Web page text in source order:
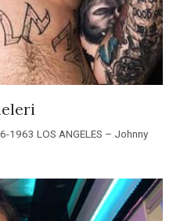
1963 LOS ANGELES – Johnny